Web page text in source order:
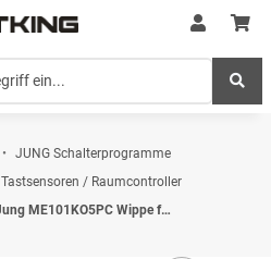
JUNG Schalterprogramme
Tastsensoren / Raumcontroller
Jung ME101KO5PC Wippe für Taster Lichtleiter Pfeile (Messing Classic) Serie LS